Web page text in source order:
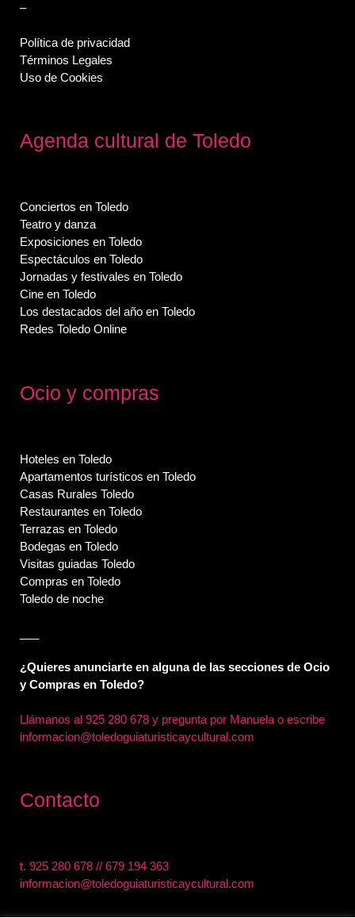
–
Política de privacidad
Términos Legales
Uso de Cookies
Agenda cultural de Toledo
Conciertos en Toledo
Teatro y danza
Exposiciones en Toledo
Espectáculos en Toledo
Jornadas y festivales en Toledo
Cine en Toledo
Los destacados del año en Toledo
Redes Toledo Online
Ocio y compras
Hoteles en Toledo
Apartamentos turísticos en Toledo
Casas Rurales Toledo
Restaurantes en Toledo
Terrazas en Toledo
Bodegas en Toledo
Visitas guiadas Toledo
Compras en Toledo
Toledo de noche
¿Quieres anunciarte en alguna de las secciones de Ocio
y Compras en Toledo?
Llámanos al925 280 678 y pregunta por Manuela o escribe
informacion@toledoguiaturisticaycultural.com
Contacto
t.925 280 678 //679 194 363
informacion@toledoguiaturisticaycultural.com